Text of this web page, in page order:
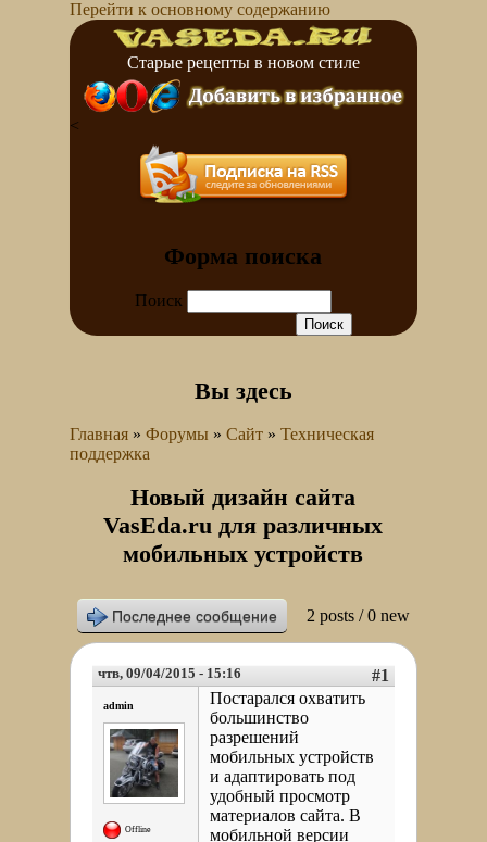
Перейти к основному содержанию
Старые рецепты в новом стиле
<
Форма поиска
Поиск
Вы здесь
Главная » Форумы » Сайт » Техническая
поддержка
Новый дизайн сайта
VasEda.ru для различных
мобильных устройств
2 posts / 0 new
Последнее сообщение
чтв, 09/04/2015 - 15:16 #1
admin
Offline
Постарался охватить
большинство
разрешений
мобильных устройств
и адаптировать под
удобный просмотр
материалов сайта. В
мобильной версии